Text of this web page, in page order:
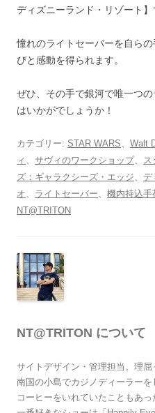
ディズニーランド・リゾート】
憧れのライトセーバーを自ら
びと感動を得られます。
ぜひ、その手で銀河で唯一つ
はいかがでしょうか！
カテゴリー: STAR WARS、 Walt
ィ 、 サヴィのワークショップ、 ス
ズ：ギャラクシーズ・エッジ、 デ
オ、 ライトセーバー、 機内持込手
NT@TRITON
NT@TRITON について
サイトデザイン・管理担当。理屈
南国の小島でカジノディーラー
コーヒーをいれていたこともあっ